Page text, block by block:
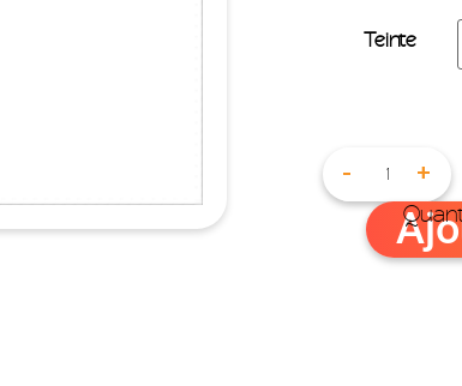
Teinte
- +